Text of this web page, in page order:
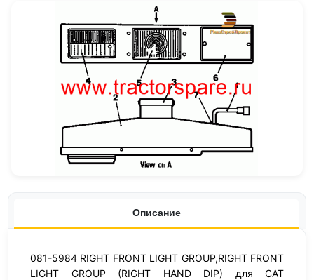
Описание
081-5984 RIGHT FRONT LIGHT GROUP,RIGHT FRONT
LIGHT GROUP (RIGHT HAND DIP) для CAT